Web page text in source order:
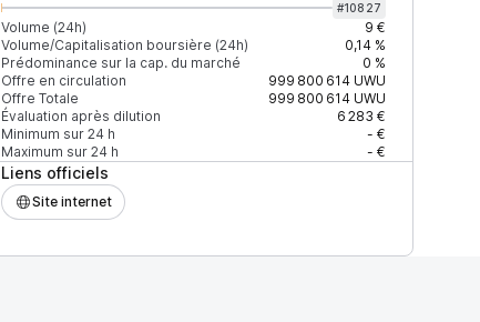
#10827
Volume (24h)
9 €
Volume/Capitalisation boursière (24h)
0,14 %
Prédominance sur la cap. du marché
0 %
Offre en circulation
999 800 614UWU
Offre Totale
999 800 614UWU
Évaluation après dilution
6 283 €
Minimum sur 24 h
- €
Maximum sur 24 h
- €
Liens officiels
Site internet